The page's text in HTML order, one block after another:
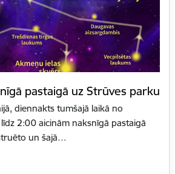
pastaigā uz Strūves parku
diennakts tumšajā laikā no
2:00 aicinām naksnīgā pastaigā
un šajā…